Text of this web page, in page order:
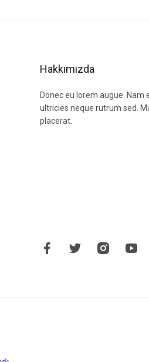
Hakkımızda
Donec eu lorem augue. Nam
ultricies neque rutrum sed.
placerat.